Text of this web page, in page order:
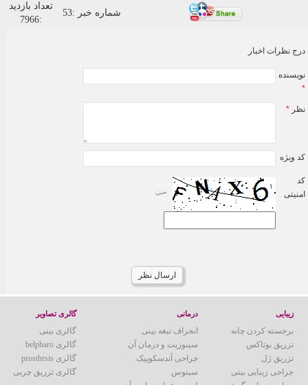
شماره خبر :
53
تعداد بازدید
:
7966
درج نظرات اخبار
نویسنده
*
نظر*
کد ویژه
کد
امنیتی
reload
زیبایی
برجسته کردن چانه
تزریق بوتاکس
تزریق ژل
جراحی زیبایی بینی
درمانی
انحراف تبغه بینی
سینوزیت و درمان آن
جراحی آندسکوپیک
سینوس
گالری تصاویر
گالری بینی
گالری belpharo
گالری prosthrsis
گالری تزریق چربی